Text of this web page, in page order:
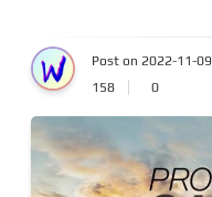
Post on 2022-11-09
158
0